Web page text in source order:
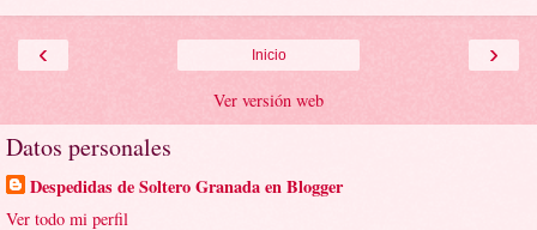
‹ ›
Inicio
Ver versión web
Datos personales
Despedidas de Soltero Granada en Blogger
Ver todo mi perfil